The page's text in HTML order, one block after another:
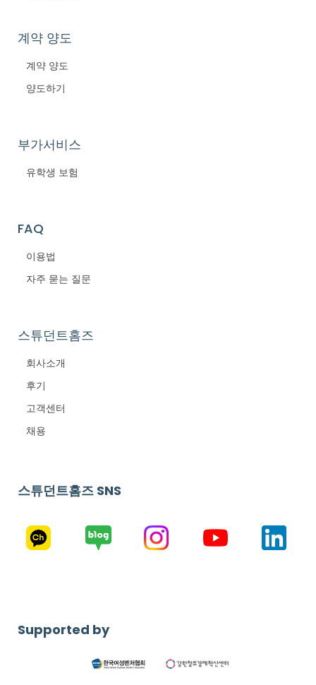
계약 양도
계약 양도
양도하기
부가서비스
유학생 보험
FAQ
이용법
자주 묻는 질문
스튜던트홈즈
회사소개
후기
고객센터
채용
스튜던트홈즈 SNS
Supported by